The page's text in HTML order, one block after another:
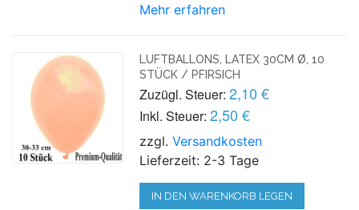
Mehr erfahren
LUFTBALLONS, LATEX 30CM Ø, 10
STÜCK / PFIRSICH
Zuzügl. Steuer: 2,10 €
Inkl. Steuer: 2,50 €
zzgl.Versandkosten
Lieferzeit: 2-3 Tage
IN DEN WARENKORB LEGEN